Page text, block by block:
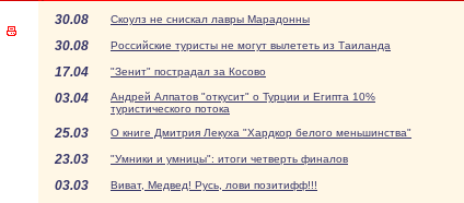
30.08 Скоулз не снискал лавры Марадонны
30.08 Российские туристы не могут вылететь из Таиланда
17.04 "Зенит" пострадал за Косово
03.04
Андрей Алпатов "откусит" о Турции и Египта 10%
туристического потока
25.03 О книге Дмитрия Лекуха "Хардкор белого меньшинства"
23.03 "Умники и умницы": итоги четверть финалов
03.03 Виват, Медвед! Русь, лови позитифф!!!